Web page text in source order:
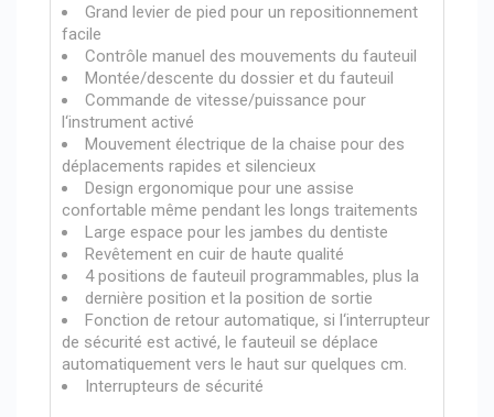
Grand levier de pied pour un repositionnement
facile
Contrôle manuel des mouvements du fauteuil
Montée/descente du dossier et du fauteuil
Commande de vitesse/puissance pour
l‘instrument activé
Mouvement électrique de la chaise pour des
déplacements rapides et silencieux
Design ergonomique pour une assise
confortable même pendant les longs traitements
Large espace pour les jambes du dentiste
Revêtement en cuir de haute qualité
4 positions de fauteuil programmables, plus la
dernière position et la position de sortie
Fonction de retour automatique, si l‘interrupteur
de sécurité est activé, le fauteuil se déplace
automatiquement vers le haut sur quelques cm.
Interrupteurs de sécurité